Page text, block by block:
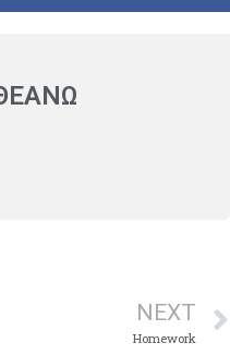
NEXT
Homework